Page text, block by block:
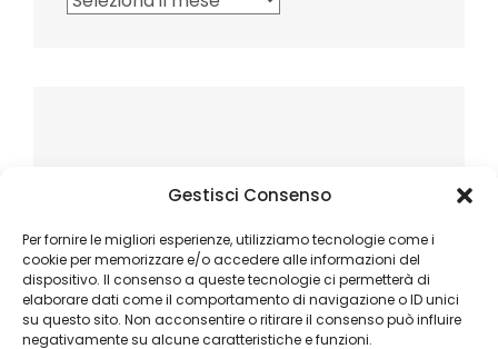
Gestisci Consenso
Per fornire le migliori esperienze, utilizziamo tecnologie come i
cookie per memorizzare e/o accedere alle informazioni del
dispositivo. Il consenso a queste tecnologie ci permetterà di
elaborare dati come il comportamento di navigazione o ID unici
su questo sito. Non acconsentire o ritirare il consenso può influire
negativamente su alcune caratteristiche e funzioni.